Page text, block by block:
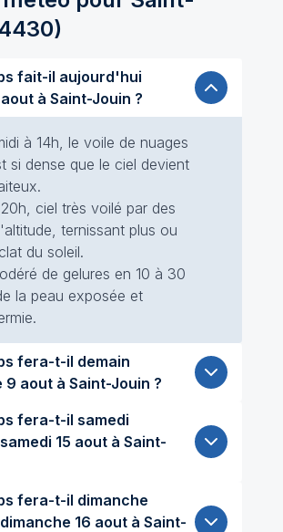
)
fait-il aujourd'hui
8 aout à Saint-Jouin ?
à 14h, le voile de nuages
si dense que le ciel devient
ciel très voilé par des
ternissant plus ou
du soleil.
de gelures en 10 à 30
la peau exposée et
fera-t-il demain
dimanche 9 aout à Saint-Jouin ?
fera-t-il samedi
fera-t-il dimanche